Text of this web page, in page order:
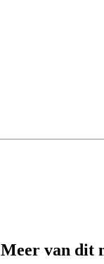
Meer van dit